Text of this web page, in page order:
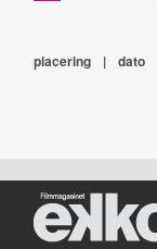
placering | dato